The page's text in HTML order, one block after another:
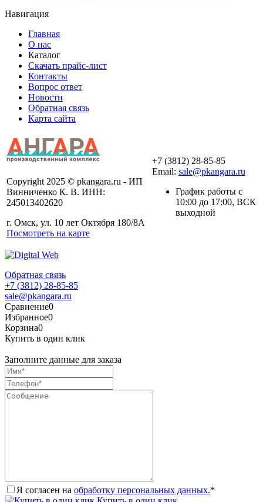
Навигация
Главная
О нас
Каталог
Скачать прайс-лист
Контакты
Вопрос ответ
Новости
Обратная связь
Карта сайта
Copyright 2025 © pkangara.ru - ИП
Винниченко К. В. ИНН:
245013402620
г. Омск, ул. 10 лет Октября 180/8А
Посмотреть на карте
+7 (3812) 28-85-85
Email: sale@pkangara.ru
График работы с
10:00 до 17:00, ВСК
выходной
Обратная связь
+7 (3812) 28-85-85
sale@pkangara.ru
Сравнение0
Избранное0
Корзина0
Купить в один клик
Заполните данные для заказа
Я согласен на обработку персональных данных.*